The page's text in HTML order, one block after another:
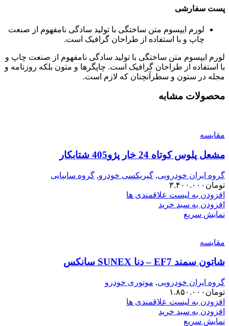
پست سفارشی
لورم ایپسوم متن ساختگی با تولید سادگی نامفهوم از صنعت
چاپ و با استفاده از طراحان گرافیک است.
لورم ایپسوم متن ساختگی با تولید سادگی نامفهوم از صنعت چاپ و
با استفاده از طراحان گرافیک است. چاپگرها و متون بلکه روزنامه و
مجله در ستون و سطرآنچنان که لازم است.
محصولات مشابه
مقایسه
مشعل پلوس کوتاه 24 خار پژو405 شتابکار
گروه ایران خودرویی, گیربکسی خودرو, گروه سایپایی
تومان ۳.۴۰۰.۰۰۰
افزودن به لیست علاقمندی ها
افزودن به سبد خرید
نمایش سریع
مقایسه
شاتون سمند EF7 – دنا SUNEX سانکس
گروه ایران خودرویی, موتوری خودرو
تومان ۱.۸۵۰.۰۰۰
افزودن به لیست علاقمندی ها
افزودن به سبد خرید
نمایش سریع